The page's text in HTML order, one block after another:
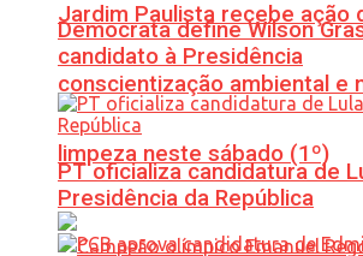
Jardim Paulista recebe ação
conscientização ambiental e
limpeza neste sábado (1º)
Democrata define Wilson
candidato à Presidência
PT oficializa candidatura de
Presidência da República